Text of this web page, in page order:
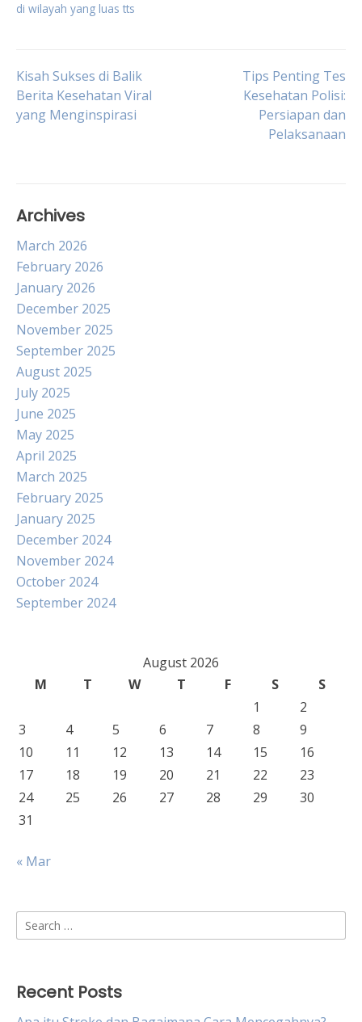
di wilayah yang luas tts
Post
navigation
Kisah Sukses di Balik
Berita Kesehatan Viral
yang Menginspirasi
Tips Penting Tes
Kesehatan Polisi:
Persiapan dan
Pelaksanaan
Archives
March 2026
February 2026
January 2026
December 2025
November 2025
September 2025
August 2025
July 2025
June 2025
May 2025
April 2025
March 2025
February 2025
January 2025
December 2024
November 2024
October 2024
September 2024
August 2026
M
T W T F S
S
1
2
3
4 5 6 7 8
9
10
11 12 13 14 15
16
17
18 19 20 21 22
23
24
25 26 27 28 29
30
31
« Mar
Search
for:
Recent Posts